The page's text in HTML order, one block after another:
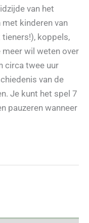
van het
kinderen van
koppels,
meer wil weten over
circa twee uur
van de
Je kunt het spel 7
pauzeren wanneer